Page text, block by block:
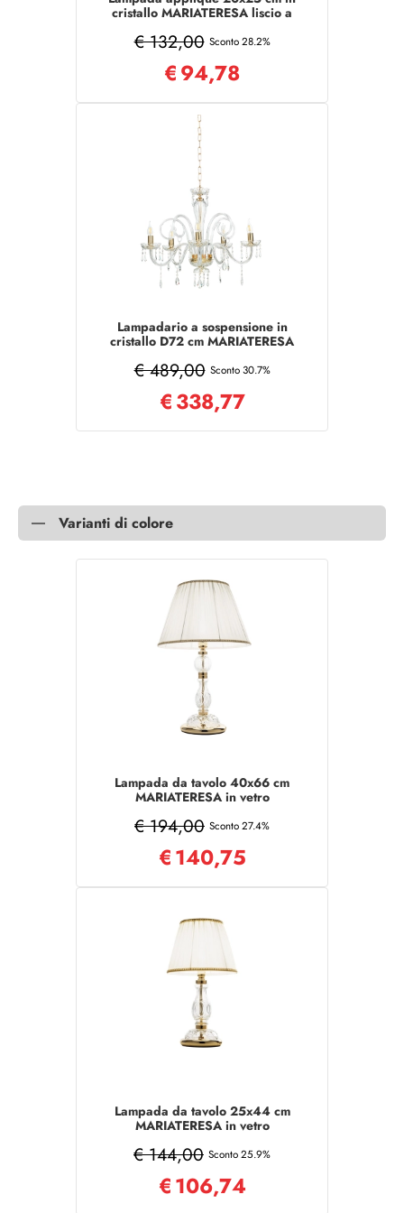
cristallo MARIATERESA liscio a
€ 132,00 Sconto 28.2%
€94,78
Lampadario a sospensione in
cristallo D72 cm MARIATERESA
€ 489,00 Sconto 30.7%
€338,77
Varianti di colore
Lampada da tavolo 40x66 cm
MARIATERESA in vetro
€ 194,00 Sconto 27.4%
€140,75
Lampada da tavolo 25x44 cm
MARIATERESA in vetro
€ 144,00 Sconto 25.9%
€106,74